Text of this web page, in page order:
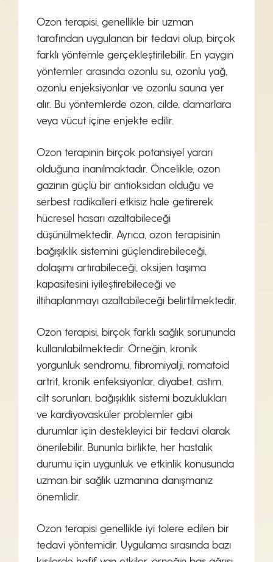
Ozon terapisi, genellikle bir uzman
tarafından uygulanan bir tedavi olup, birçok
farklı yöntemle gerçekleştirilebilir. En yaygın
yöntemler arasında ozonlu su, ozonlu yağ,
ozonlu enjeksiyonlar ve ozonlu sauna yer
alır. Bu yöntemlerde ozon, cilde, damarlara
veya vücut içine enjekte edilir.
Ozon terapinin birçok potansiyel yararı
olduğuna inanılmaktadır. Öncelikle, ozon
gazının güçlü bir antioksidan olduğu ve
serbest radikalleri etkisiz hale getirerek
hücresel hasarı azaltabileceği
düşünülmektedir. Ayrıca, ozon terapisinin
bağışıklık sistemini güçlendirebileceği,
dolaşımı artırabileceği, oksijen taşıma
kapasitesini iyileştirebileceği ve
iltihaplanmayı azaltabileceği belirtilmektedir.
Ozon terapisi, birçok farklı sağlık sorununda
kullanılabilmektedir. Örneğin, kronik
yorgunluk sendromu, fibromiyalji, romatoid
artrit, kronik enfeksiyonlar, diyabet, astım,
cilt sorunları, bağışıklık sistemi bozuklukları
ve kardiyovasküler problemler gibi
durumlar için destekleyici bir tedavi olarak
önerilebilir. Bununla birlikte, her hastalık
durumu için uygunluk ve etkinlik konusunda
uzman bir sağlık uzmanına danışmanız
önemlidir.
Ozon terapisi genellikle iyi tolere edilen bir
tedavi yöntemidir. Uygulama sırasında bazı